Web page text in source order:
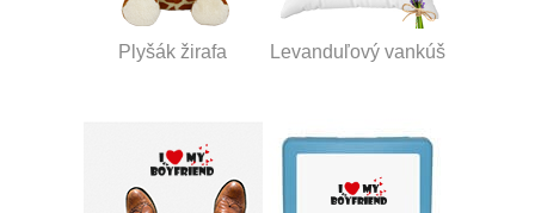
Plyšák žirafa Levanduľový vankúš